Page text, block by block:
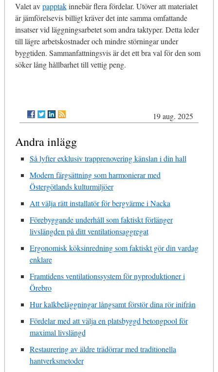
Valet avpapptakinnebär flera fördelar. Utöver att materialet
är jämförelsevis billigt kräver det inte samma omfattande
insatser vid läggningsarbetet som andra taktyper. Detta leder
till lägre arbetskostnader och mindre störningar under
byggtiden. Sammanfattningsvis är det ett bra val för den som
söker lång hållbarhet till vettig peng.
19 aug. 2025
Andra inlägg
Så lyfter exklusiv trapprenovering känslan i din hall
Modern färgsättning som harmonierar med
Östergötlands kulturmiljöer
Att välja rätt installatör för bergvärme i Nacka
Förebyggande underhåll som faktiskt förlänger
livslängden på ditt ventilationsaggregat
Ergonomisk köksinredning som faktiskt gör din vardag
enklare
Framtidens ventilationssystem för nyproduktioner i
Örebro
Hur kalkbeläggningar långsamt förstör dina rör inifrån
Fördelar med att välja en platsbyggd betongpool för
maximal livslängd
Restaurering av äldre trädörrar med traditionella
hantverksmetoder